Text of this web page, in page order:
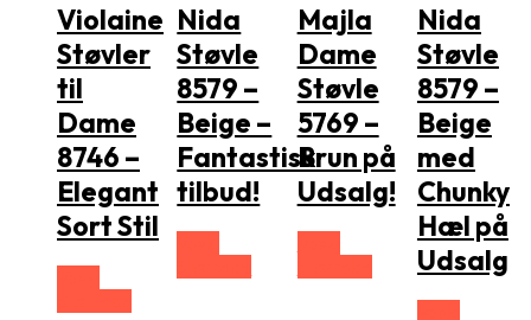
Violaine
Støvler
til
Dame
8746 –
Elegant
Sort Stil
Nida
Støvle
8579 –
Beige –
Fantastisk
tilbud!
Majla
Dame
Støvle
5769 –
Brun på
Udsalg!
Nida
Støvle
8579 –
Beige
med
Chunky
Hæl på
Udsalg